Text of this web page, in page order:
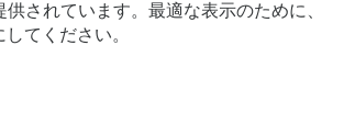
されています。最適な表示のために、
してください。